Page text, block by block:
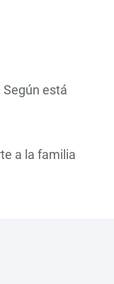
está
a la familia